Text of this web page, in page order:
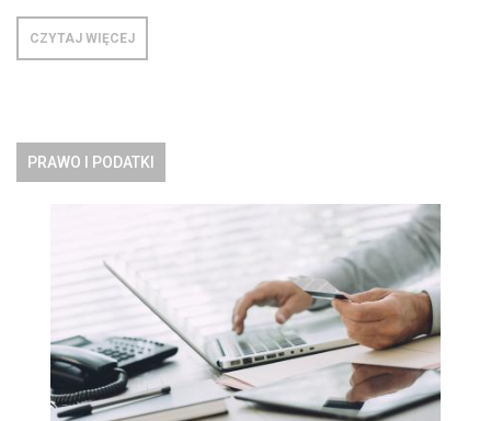
CZYTAJ WIĘCEJ
PRAWO I PODATKI